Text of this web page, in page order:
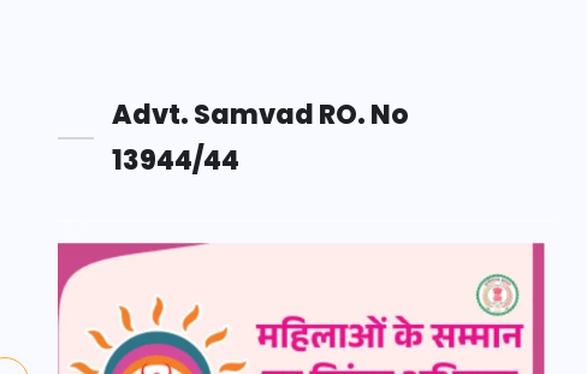
Advt. Samvad RO. No
13944/44